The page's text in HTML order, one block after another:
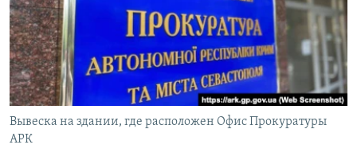
ПОБЕДИТЕЛЕЙ НЕ СУДЯТ?
КРЫМ.НЕПОКОРЕННЫЙ
ELIFBE
УКРАИНСКАЯ ПРОБЛЕМА КРЫМА
ПРИСОЕДИНЯЙТЕСЬ!
Все сайты RFE/RL
Вывеска на здании, где расположен Офис Прокуратуры
АРК